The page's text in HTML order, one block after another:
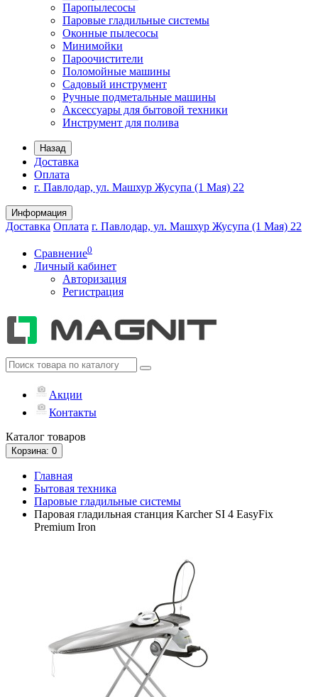
Паропылесосы
Паровые гладильные системы
Оконные пылесосы
Минимойки
Пароочистители
Поломойные машины
Садовый инструмент
Ручные подметальные машины
Аксессуары для бытовой техники
Инструмент для полива
Назад
Доставка
Оплата
г. Павлодар, ул. Машхур Жусупа (1 Мая) 22
Информация
Доставка Оплата г. Павлодар, ул. Машхур Жусупа (1 Мая) 22
Сравнение0
Личный кабинет
Авторизация
Регистрация
Акции
Контакты
Каталог товаров
Корзина: 0
Главная
Бытовая техника
Паровые гладильные системы
Паровая гладильная станция Karcher SI 4 EasyFix
Premium Iron